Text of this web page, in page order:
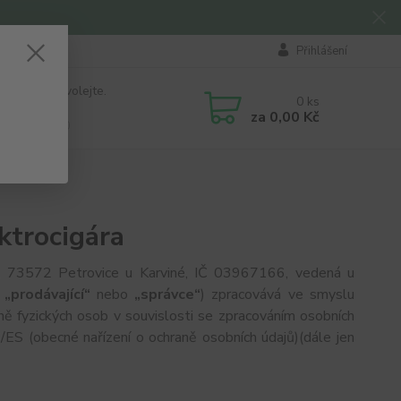
Přihlášení
si rady? Zavolejte.
0 ks
za 0,00 Kč
Petrovice u Karviné, IČ 03967166, vedená u
„prodávající“ nebo „správce“) zpracovává ve smyslu
fyzických osob v souvislosti se zpracováním osobních
(obecné nařízení o ochraně osobních údajů)(dále jen